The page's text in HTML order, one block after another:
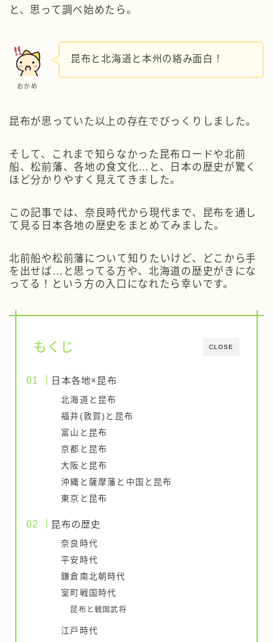
と、思って調べ始めたら。
おかめ
昆布と北海道と本州の絡み面白！
昆布が思っていた以上の存在でびっくりしました。
そして、これまで知らなかった昆布ロードや北前
船、松前藩、各地の食文化…と、日本の歴史が驚く
ほど分かりやすく見えてきました。
この記事では、奈良時代から現代まで、昆布を通し
て見る日本各地の歴史をまとめてみました。
北前船や松前藩について知りたいけど、どこから手
を出せば…と思ってる方や、北海道の歴史がきにな
ってる！という方の入口になれたら幸いです。
CLOSE
もくじ
日本各地×昆布
北海道と昆布
福井(敦賀)と昆布
富山と昆布
京都と昆布
大阪と昆布
沖縄と薩摩藩と中国と昆布
東京と昆布
昆布の歴史
奈良時代
平安時代
鎌倉南北朝時代
室町戦国時代
昆布と戦国武将
江戸時代